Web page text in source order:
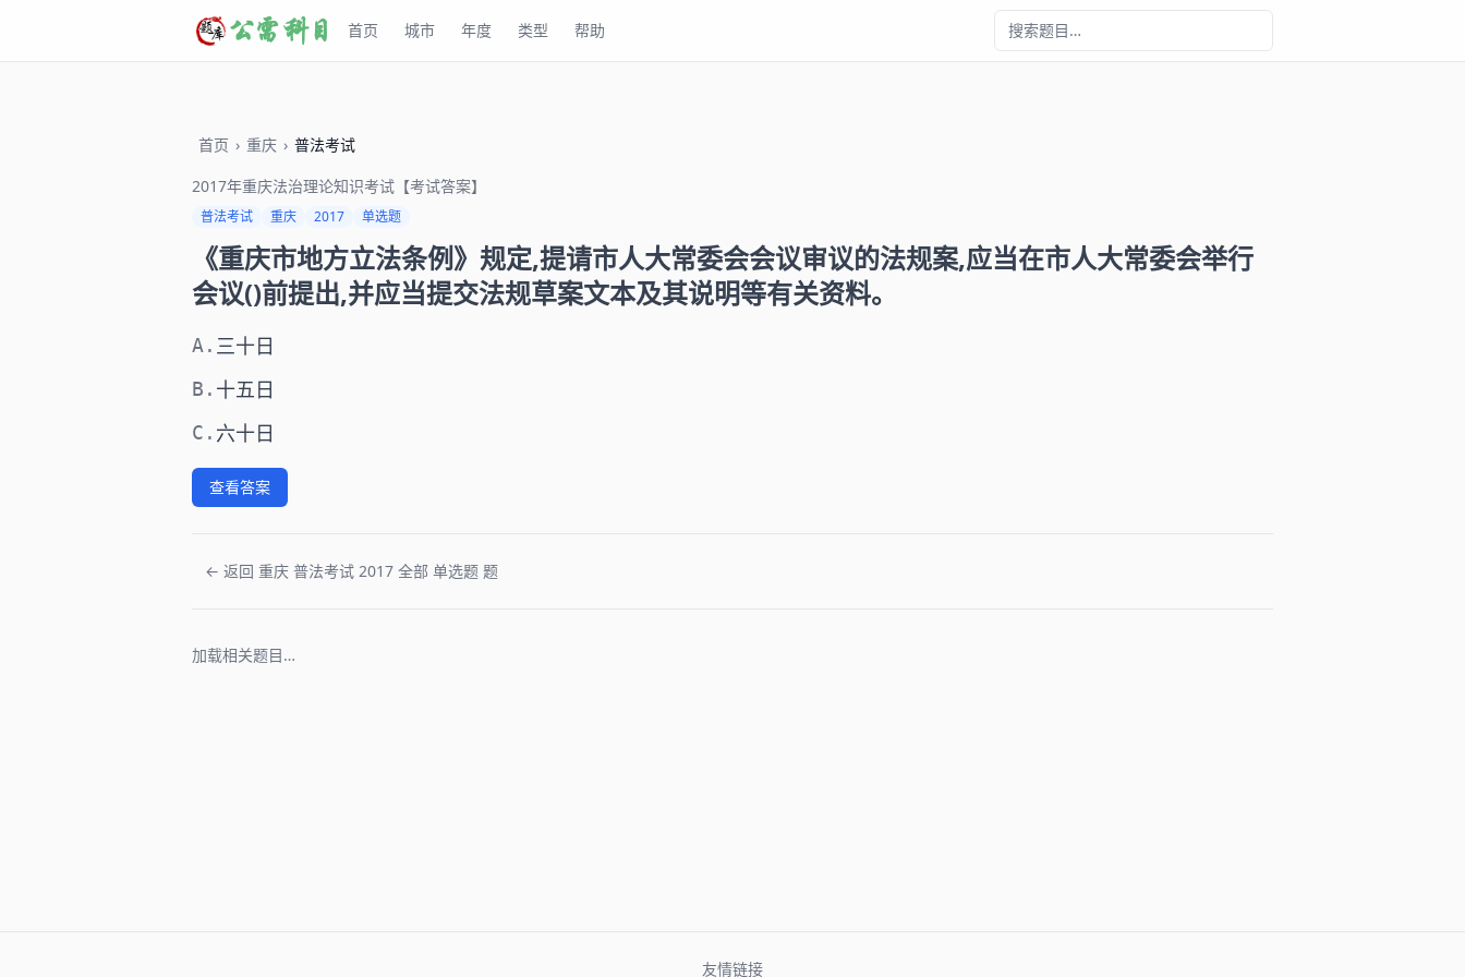
首页 城市 年度 类型 帮助
首页 › 重庆 › 普法考试
2017年重庆法治理论知识考试【考试答案】
普法考试 重庆 2017 单选题
《重庆市地方立法条例》规定,提请市人大常委会会议审议的法规案,应当在市人大常委会举行
会议()前提出,并应当提交法规草案文本及其说明等有关资料。
A. 三十日
B. 十五日
C. 六十日
查看答案
← 返回 重庆 普法考试 2017 全部 单选题 题
加载相关题目…
友情链接